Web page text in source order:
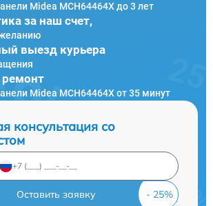
Midea MCH64464X до 3 лет
за наш счет,
выезд курьера
Midea MCH64464X от 35 минут
консультация со
Оставить заявку